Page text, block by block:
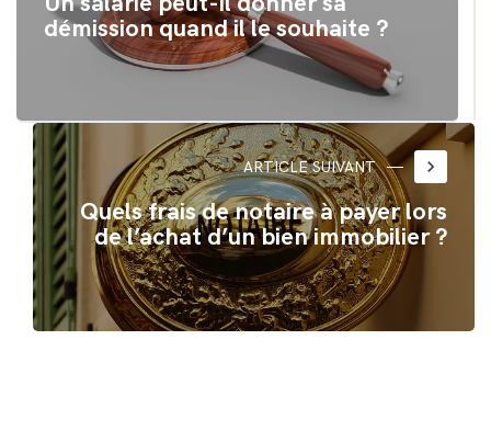
démission quand il le souhaite ?
ARTICLE SUIVANT keyboard_arrow_right
Quels frais de notaire à payer lors
de l’achat d’un bien immobilier ?